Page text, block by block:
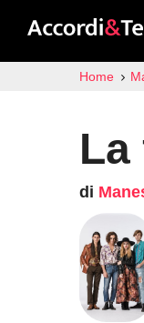
Home
La
di